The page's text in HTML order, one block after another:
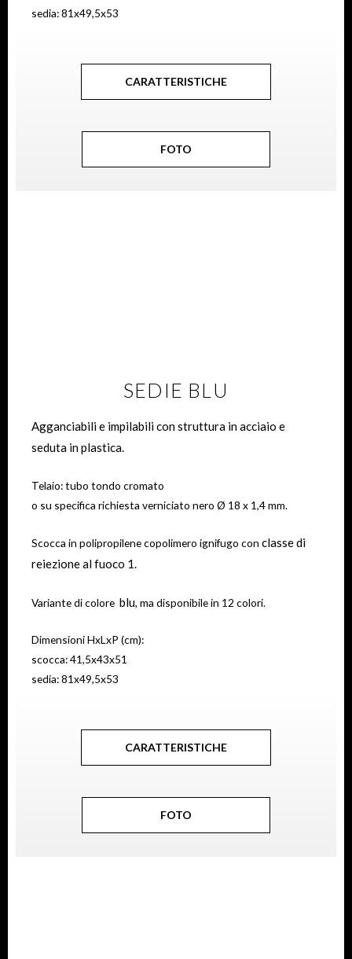
sedia: 81x49,5x53
CARATTERISTICHE
FOTO
SEDIE BLU
Agganciabili e impilabili con struttura in acciaio e
seduta in plastica.
Telaio: tubo tondo cromato
o su specifica richiesta verniciato nero Ø 18 x 1,4 mm.
Scocca in polipropilene copolimero ignifugo con classe di
reiezione al fuoco 1.
Variante di colore blu, ma disponibile in 12 colori.
Dimensioni HxLxP (cm):
scocca: 41,5x43x51
sedia: 81x49,5x53
CARATTERISTICHE
FOTO